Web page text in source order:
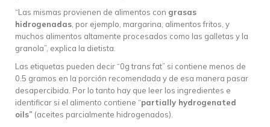
“Las mismas provienen de alimentos con grasas
hidrogenadas, por ejemplo, margarina, alimentos fritos, y
muchos alimentos altamente procesados como las galletas y la
granola”, explica la dietista.
Las etiquetas pueden decir “0g trans fat” si contiene menos de
0.5 gramos en la porción recomendada y de esa manera pasar
desapercibida. Por lo tanto hay que leer los ingredientes e
identificar si el alimento contiene “partially hydrogenated
oils” (aceites parcialmente hidrogenados).